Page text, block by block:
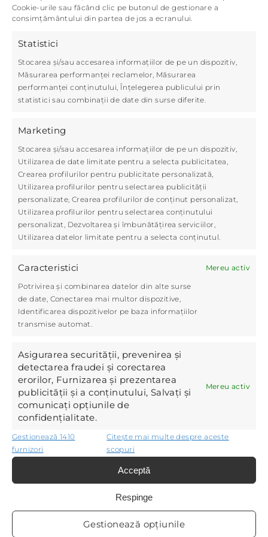
Cookie-urile sau făcând clic pe butonul de gestionare a
consimțământului din partea de jos a ecranului.
Statistici
Stocarea și/sau accesarea informațiilor de pe un dispozitiv,
Măsurarea performanței reclamelor, Măsurarea
performanței conținutului, Înțelegerea publicului prin
statistici sau combinații de date din surse diferite.
Marketing
Stocarea și/sau accesarea informațiilor de pe un dispozitiv,
Utilizarea de date limitate pentru a selecta publicitatea,
Crearea profilurilor pentru publicitate personalizată,
Utilizarea profilurilor pentru selectarea publicității
personalizate, Crearea profilurilor de conținut personalizat,
Utilizarea profilurilor pentru selectarea conținutului
personalizat, Dezvoltarea și îmbunătățirea serviciilor,
Utilizarea datelor limitate pentru a selecta conținutul.
Caracteristici Mereu activ
Potrivirea și combinarea datelor din alte surse
de date, Conectarea mai multor dispozitive,
Identificarea dispozitivelor pe baza informațiilor
transmise automat.
Asigurarea securității, prevenirea și
detectarea fraudei și corectarea
erorilor, Furnizarea și prezentarea
publicității și a conținutului, Salvați și
comunicați opțiunile de
confidențialitate.
Mereu activ
Gestionează 1410
furnizori
Citește mai multe despre aceste
scopuri
Acceptă
Respinge
Gestionează opțiunile
Microbiota vaginală: ce este și
cum o îngrijim?
2025. mai 23. Altele
Sute de bacterii populează vaginul. Hai să
vedem cum funcționează acestea și de ce
este important să avem grijă de
Citește
afecțiunile asociate
Microbiota vaginală este un ecosistem
dinamic și complex, care joacă un rol